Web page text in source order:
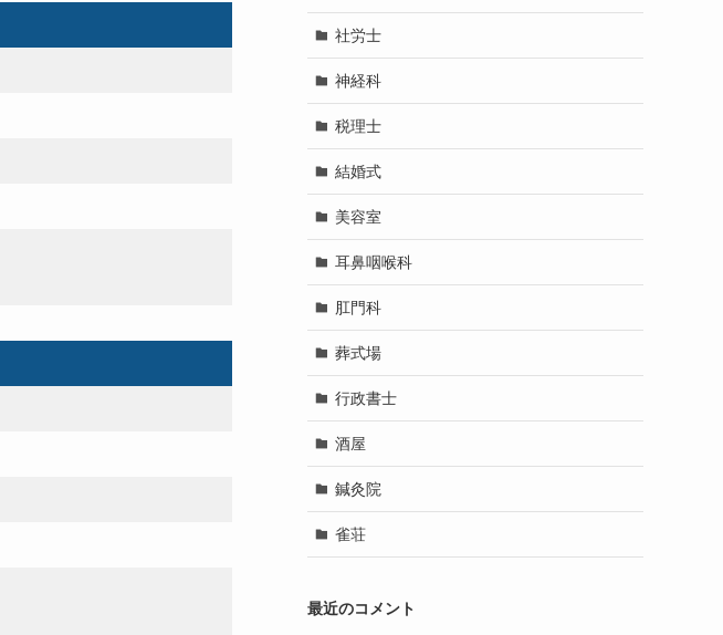
社労士
神経科
税理士
結婚式
美容室
耳鼻咽喉科
肛門科
葬式場
行政書士
酒屋
鍼灸院
雀荘
最近のコメント